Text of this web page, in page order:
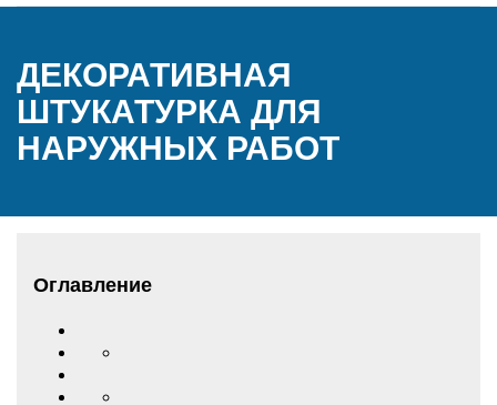
ДЕКОРАТИВНАЯ
ШТУКАТУРКА ДЛЯ
НАРУЖНЫХ РАБОТ
Оглавление